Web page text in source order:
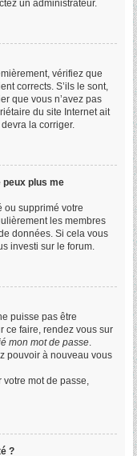
un administrateur.
vérifiez que
corrects. S’ils le sont,
que vous n’avez pas
du site Internet ait
la corriger.
peux plus me
ou supprimé votre
les membres
données. Si cela vous
investi sur le forum.
puisse pas être
ce faire, rendez vous sur
mon mot de passe.
pouvoir à nouveau vous
mot de passe,
?